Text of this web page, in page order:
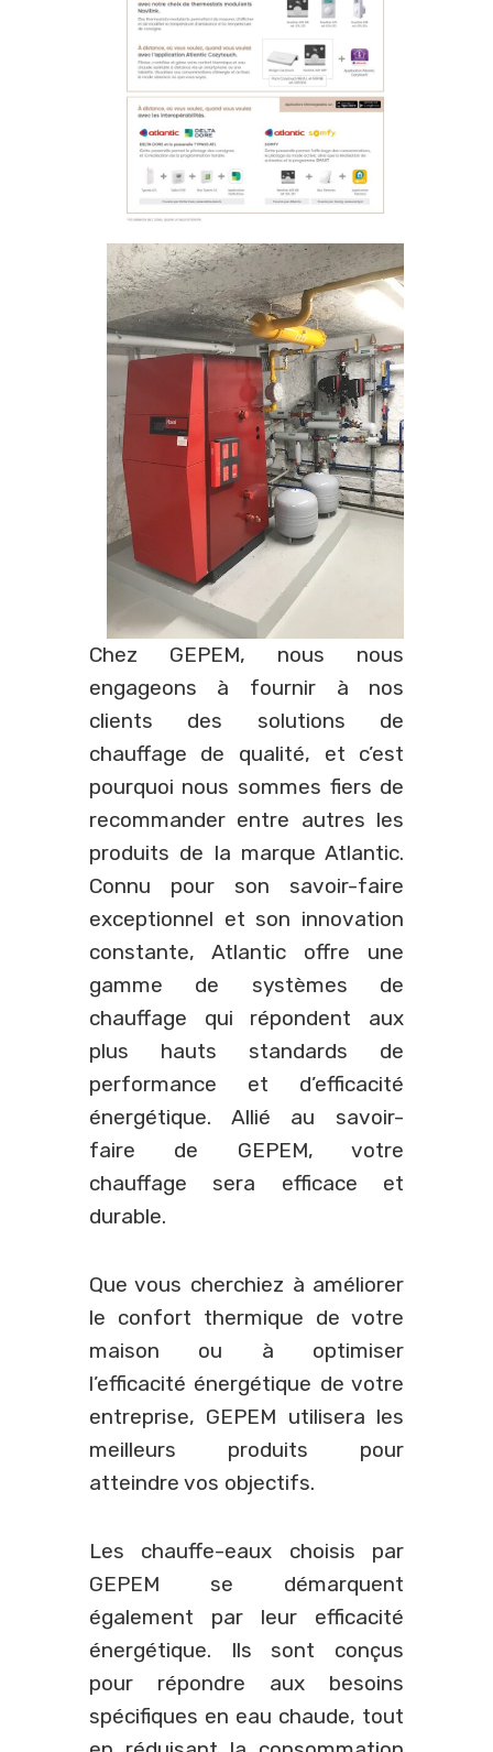
Chez GEPEM, nous nous
engageons à fournir à nos
clients des solutions de
chauffage de qualité, et c’est
pourquoi nous sommes fiers de
recommander entre autres les
produits de la marque Atlantic.
Connu pour son savoir-faire
exceptionnel et son innovation
constante, Atlantic offre une
gamme de systèmes de
chauffage qui répondent aux
plus hauts standards de
performance et d’efficacité
énergétique. Allié au savoir-
faire de GEPEM, votre
chauffage sera efficace et
durable.
Que vous cherchiez à améliorer
le confort thermique de votre
maison ou à optimiser
l’efficacité énergétique de votre
entreprise, GEPEM utilisera les
meilleurs produits pour
atteindre vos objectifs.
Les chauffe-eaux choisis par
GEPEM se démarquent
également par leur efficacité
énergétique. Ils sont conçus
pour répondre aux besoins
spécifiques en eau chaude, tout